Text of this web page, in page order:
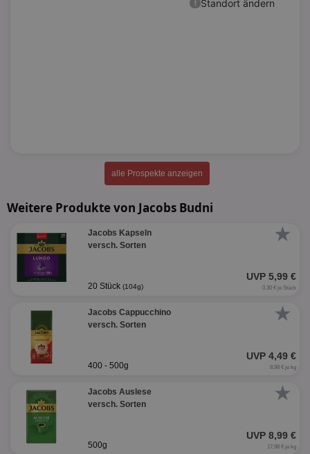
alle Prospekte anzeigen
Weitere Produkte von Jacobs Budni
★
Jacobs Kapseln
versch. Sorten
UVP 5,99 €
20 Stück (104g) 0,30 € je Stück
★
Jacobs Cappucchino
versch. Sorten
UVP 4,49 €
400 - 500g 8,98 € je kg
★
Jacobs Auslese
versch. Sorten
UVP 8,99 €
500g 17,98 € je kg